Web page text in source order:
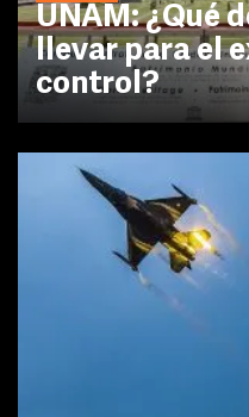
UNAM: ¿Qué
llevar para el
control?